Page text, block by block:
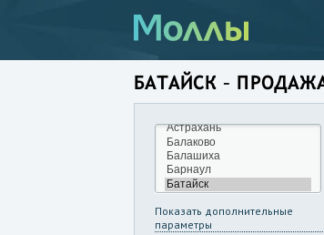
БАТАЙСК –
Показать дополнительные
параметры